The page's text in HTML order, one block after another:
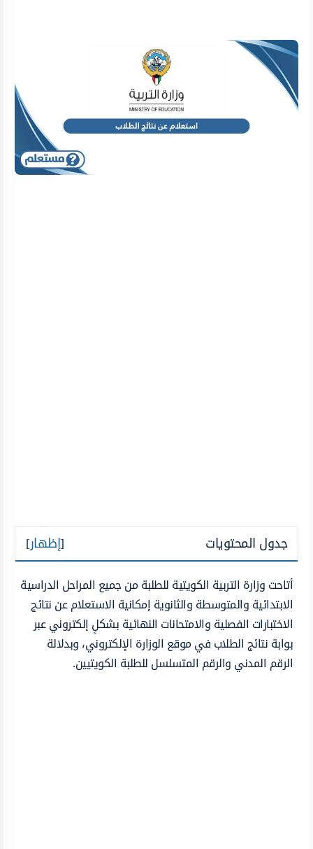
جدول المحتويات [إظهار]
أتاحت وزارة التربية الكويتية للطلبة من جميع المراحل الدراسية
الابتدائية والمتوسطة والثانوية إمكانية الاستعلام عن نتائج
الاختبارات الفصلية والامتحانات النهائية بشكلٍ إلكتروني عبر
بوابة نتائج الطلاب في موقع الوزارة الإلكتروني، وبدلالة
الرقم المدني والرقم المتسلسل للطلبة الكويتيين.